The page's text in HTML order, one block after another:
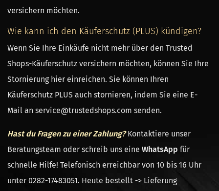
versichern möchten.
Wie kann ich den Käuferschutz (PLUS) kündigen?
Wenn Sie Ihre Einkäufe nicht mehr über den Trusted
Shops-Käuferschutz versichern möchten, können Sie Ihre
Stornierung hier einreichen. Sie können Ihren
Käuferschutz PLUS auch stornieren, indem Sie eine E-
Mail an service@trustedshops.com senden.
Hast du Fragen zu einer Zahlung? Kontaktiere unser
Beratungsteam oder schreib uns eine WhatsApp für
schnelle Hilfe! Telefonisch erreichbar von 10 bis 16 Uhr
unter 0282-17483051. Heute bestellt -> Lieferung